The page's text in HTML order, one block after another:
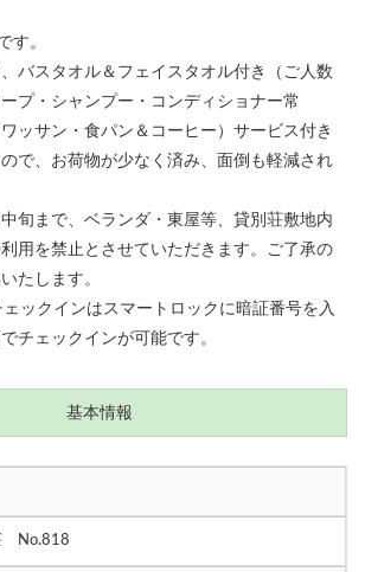
す。
バスタオル＆フェイスタオル付き（ご人数
プ・シャンプー・コンディショナー常
ッサン・食パン＆コーヒー）サービス付き
ので、お荷物が少なく済み、面倒も軽減され
旬まで、ベランダ・東屋等、貸別荘敷地内
用を禁止とさせていただきます。ご了承の
たします。
ックインはスマートロックに暗証番号を入
チェックインが可能です。
基本情報
No.818